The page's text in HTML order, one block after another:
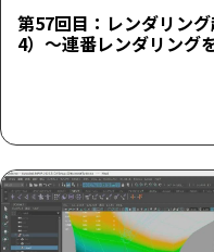
第57回目：レンダリン
4）～連番レンダリング